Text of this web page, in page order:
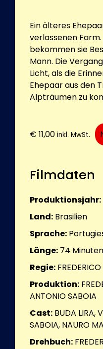
Ein älteres
verlassenen
bekommen sie
Mann. Die
Licht, als die
Ehepaar aus den
Alpträumen zu
€ 11,00 inkl. MwSt.
Filmdaten
Produktionsjahr:
Land: Brasilien
Sprache:
Länge: 74 Minuten
Regie:
Produktion:
ANTONIO SABOIA
Cast: BUDA LIRA,
SABOIA, NAURO
Drehbuch: